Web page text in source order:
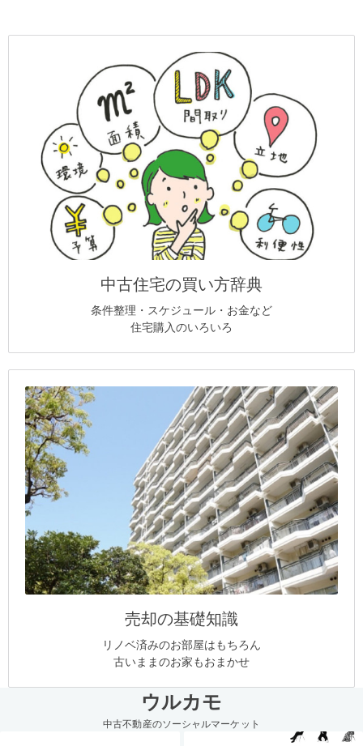
中古住宅の買い方辞典
条件整理・スケジュール・お金など
住宅購入のいろいろ
売却の基礎知識
リノベ済みのお部屋はもちろん
古いままのお家もおまかせ
ウルカモ
中古不動産のソーシャルマーケット